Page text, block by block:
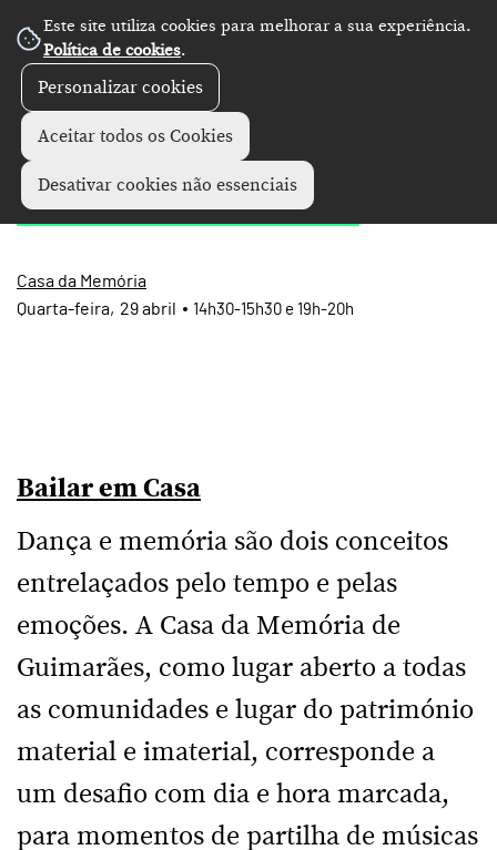
Este site utiliza cookies para melhorar a sua experiência.
Política de cookies.
Personalizar cookies
Aceitar todos os Cookies
Desativar cookies não essenciais
Eventos +
Bailar em Casa
Casa da Memória
29abril
Quarta 14h30-15h30 e 19h-20h
Bailar em Casa
Dança e memória são dois conceitos
entrelaçados pelo tempo e pelas
emoções. A Casa da Memória de
Guimarães, como lugar aberto a todas
as comunidades e lugar do património
material e imaterial, corresponde a
um desafio com dia e hora marcada,
para momentos de partilha de músicas